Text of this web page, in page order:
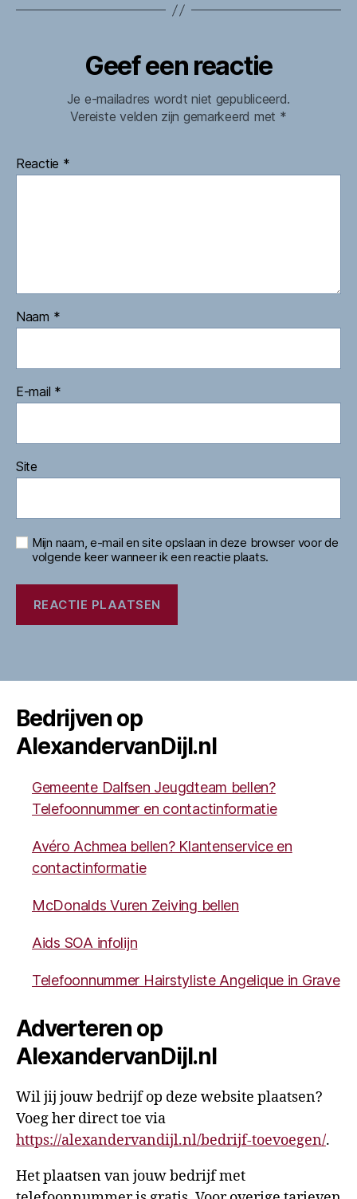
Geef een reactie
Je e-mailadres wordt niet gepubliceerd.
Vereiste velden zijn gemarkeerd met *
Reactie *
Naam *
E-mail *
Site
Mijn naam, e-mail en site opslaan in deze browser voor de
volgende keer wanneer ik een reactie plaats.
Bedrijven op
AlexandervanDijl.nl
Gemeente Dalfsen Jeugdteam bellen?
Telefoonnummer en contactinformatie
Avéro Achmea bellen? Klantenservice en
contactinformatie
McDonalds Vuren Zeiving bellen
Aids SOA infolijn
Telefoonnummer Hairstyliste Angelique in Grave
Adverteren op
AlexandervanDijl.nl
Wil jij jouw bedrijf op deze website plaatsen?
Voeg her direct toe via
https://alexandervandijl.nl/bedrijf-toevoegen/.
Het plaatsen van jouw bedrijf met